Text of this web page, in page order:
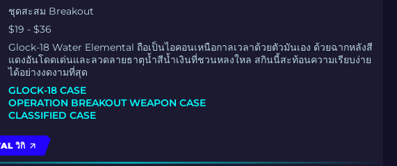
ชุดสะสม Breakout
$19 - $36
Glock-18 Water Elemental ถือเป็นไอคอนเหนือกาลเวลาด้วยตัวมันเอง ด้วยฉากหลังสี
แดงอันโดดเด่นและลวดลายธาตุน้ำสีน้ำเงินที่ชวนหลงใหล สกินนี้สะท้อนความเรียบง่าย
ได้อย่างงดงามที่สุด
GLOCK-18 CASE
OPERATION BREAKOUT WEAPON CASE
CLASSIFIED CASE
วิกิ